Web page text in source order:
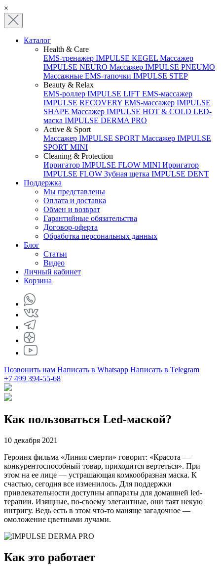
×
Каталог
Health & Care
EMS-тренажер IMPULSE KEGEL Массажер
IMPULSE NEURO Массажер IMPULSE PNEUMO
Массажные EMS-тапочки IMPULSE STEP
Beauty & Relax
EMS-роллер IMPULSE LIFT EMS-массажер
IMPULSE RECOVERY EMS-массажер IMPULSE
SHAPE Массажер IMPULSE HOT & COLD LED-
маска IMPULSE DERMA PRO
Active & Sport
Массажер IMPULSE SPORT Массажер IMPULSE
SPORT MINI
Cleaning & Protection
Ирригатор IMPULSE FLOW MINI Ирригатор
IMPULSE FLOW Зубная щетка IMPULSE DENT
Поддержка
Мы представлены
Оплата и доставка
Обмен и возврат
Гарантийные обязательства
Договор-оферта
Обработка персональных данных
Блог
Статьи
Видео
Личный кабинет
Корзина
Позвонить нам Написать в Whatsapp Написать в Telegram
+7 499 394-55-68
Как пользоваться Led-маской?
10 декабря 2021
Героиня фильма «Линия смерти» говорит: «Красота —
конкурентоспособный товар, приходится вертеться». При
этом на ее лице — устрашающая комкообразная маска. К
счастью, сегодня все изменилось. Для поддержки
привлекательности доступны аппараты для домашней led-
терапии. Изящные, по-своему элегантные, они таят некую
интригу. Ведь есть в этом что-то маняще загадочное —
омоложение цветными лучами.
Как это работает